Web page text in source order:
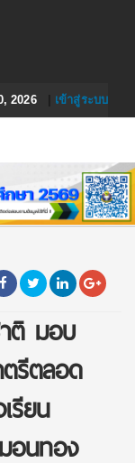
2026| เข้าสู่ระบบ
ติ มอบ
รีตลอด
รียน
อนทอง